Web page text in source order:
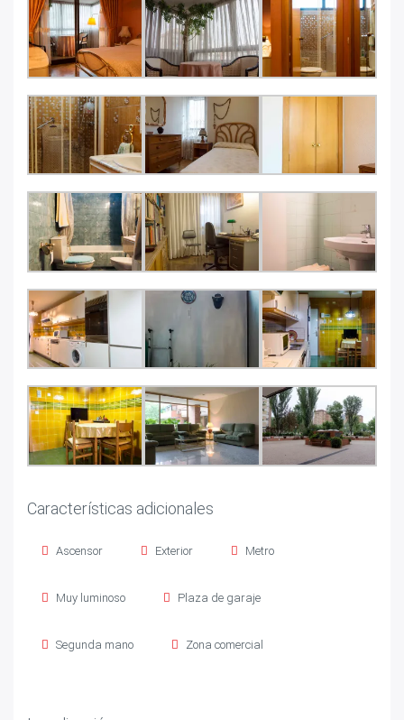
Características adicionales
Ascensor Exterior Metro
Muy luminoso Plaza de garaje
Segunda mano Zona comercial